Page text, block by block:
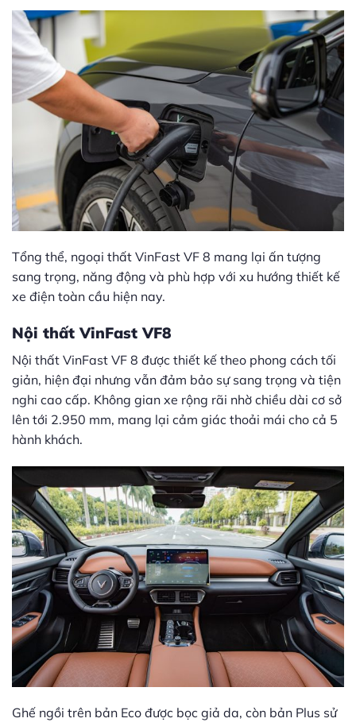
Tổng thể, ngoại thất VinFast VF 8 mang lại ấn tượng
sang trọng, năng động và phù hợp với xu hướng thiết kế
xe điện toàn cầu hiện nay.
Nội thất VinFast VF8
Nội thất VinFast VF 8 được thiết kế theo phong cách tối
giản, hiện đại nhưng vẫn đảm bảo sự sang trọng và tiện
nghi cao cấp. Không gian xe rộng rãi nhờ chiều dài cơ sở
lên tới 2.950 mm, mang lại cảm giác thoải mái cho cả 5
hành khách.
Ghế ngồi trên bản Eco được bọc giả da, còn bản Plus sử